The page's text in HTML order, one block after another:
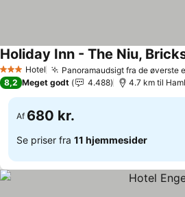
3 StjernerHotel Panoramaudsigt fra de øverste
8,2 Meget godt 4.488 4.7 km til
Af 680 kr.
Se priser fra 11 hjemmesider